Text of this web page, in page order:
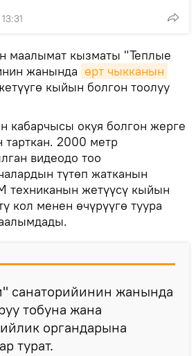
маалымат кызматы "Теплые
жанында өрт чыкканын
кыйын болгон тоолуу
кабарчысы окуя болгон жерге
2000 метр
видеодо тоо
түтөп жатканын
техниканын жетүүсү кыйын
кол менен өчүрүүгө туура
санаторийинин жанында
тобуна жана
органдарына
турат.